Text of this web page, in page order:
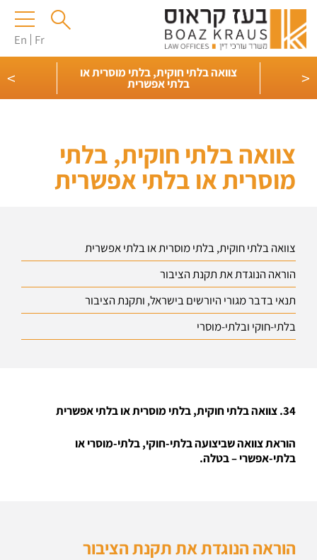
En Fr
<
> צוואה בלתי חוקית, בלתי מוסרית או
בלתי אפשרית
צוואה בלתי חוקית, בלתי
מוסרית או בלתי אפשרית
צוואה בלתי חוקית, בלתי מוסרית או בלתי אפשרית
הוראה הנוגדת את תקנת הציבור
תנאי בדבר מגורי היורשים בישראל, ותקנת הציבור
בלתי-חוקי ובלתי-מוסרי
34. צוואה בלתי חוקית, בלתי מוסרית או בלתי אפשרית
הוראת צוואה שביצועה בלתי-חוקי, בלתי-מוסרי או
בלתי-אפשרי – בטלה.
הוראה הנוגדת את תקנת הציבור